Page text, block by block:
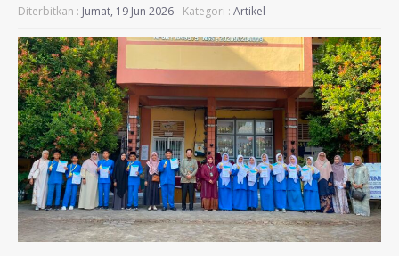
Diterbitkan : Jumat, 19 Jun 2026- Kategori : Artikel